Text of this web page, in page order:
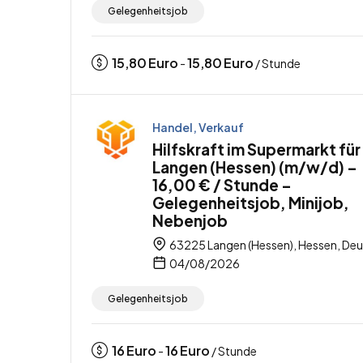
Gelegenheitsjob
15,80Euro -15,80Euro / Stunde
Handel, Verkauf
Hilfskraft im Supermarkt für
Langen (Hessen) (m/w/d) –
16,00 € / Stunde –
Gelegenheitsjob, Minijob,
Nebenjob
63225 Langen (Hessen), Hessen,
04/08/2026
Gelegenheitsjob
16Euro -16Euro / Stunde